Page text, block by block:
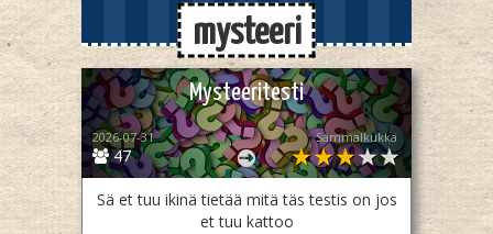
mysteeri
Mysteeritesti
47
2026-07-31 Sammalkukka
Sä et tuu ikinä tietää mitä täs testis on jos
et tuu kattoo